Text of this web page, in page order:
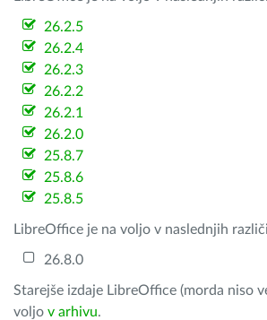
26.2.5
26.2.4
26.2.3
26.2.2
26.2.1
26.2.0
25.8.7
25.8.6
25.8.5
LibreOffice je na voljo v naslednjih
26.8.0
Starejše izdaje LibreOffice (morda niso
voljo v arhivu.